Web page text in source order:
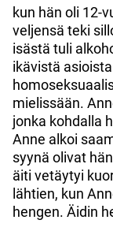
kun hän oli 12-
veljensä teki
isästä tuli
ikävistä
mielissään.
jonka kohdalla
Anne alkoi
syynä olivat
äiti vetäytyi
lähtien, kun
hengen. Äidin